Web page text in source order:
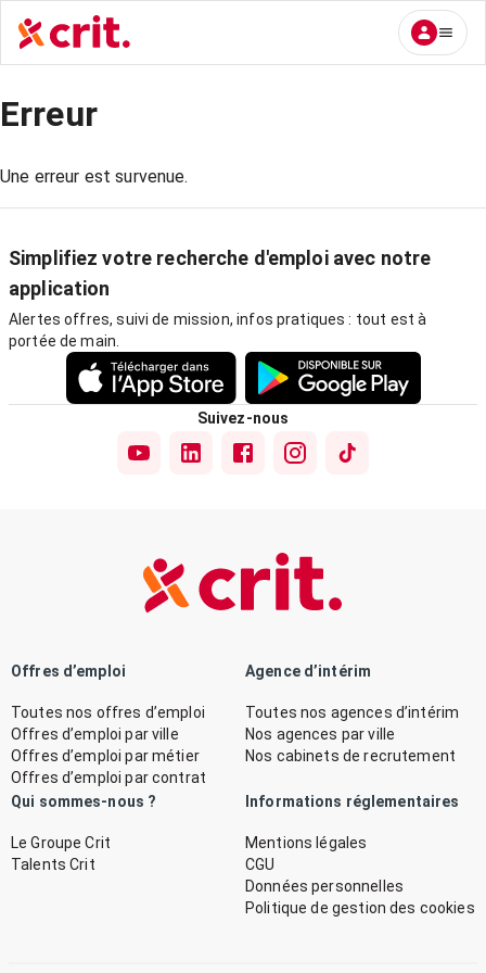
Erreur
Une erreur est survenue.
Simplifiez votre recherche d'emploi avec notre
application
Alertes offres, suivi de mission, infos pratiques : tout est à
portée de main.
Suivez-nous
Offres d’emploi
Toutes nos offres d’emploi
Offres d’emploi par ville
Offres d’emploi par métier
Offres d’emploi par contrat
Agence d’intérim
Toutes nos agences d’intérim
Nos agences par ville
Nos cabinets de recrutement
Qui sommes-nous ?
Le Groupe Crit
Talents Crit
Informations réglementaires
Mentions légales
CGU
Données personnelles
Politique de gestion des cookies